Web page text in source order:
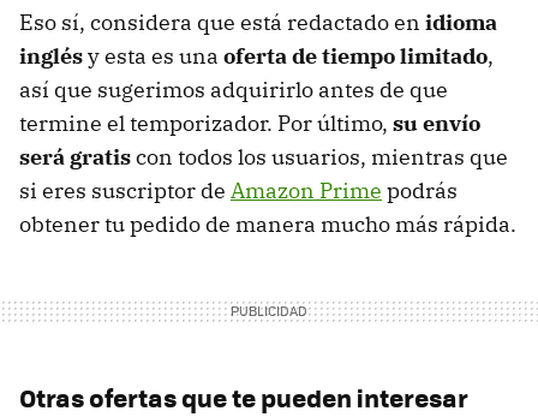
Eso sí, considera que está redactado en idioma
inglésy esta es una oferta de tiempo limitado,
así que sugerimos adquirirlo antes de que
termine el temporizador. Por último, su envío
será gratiscon todos los usuarios, mientras que
si eres suscriptor de Amazon Prime podrás
obtener tu pedido de manera mucho más rápida.
Otras ofertas que te pueden interesar